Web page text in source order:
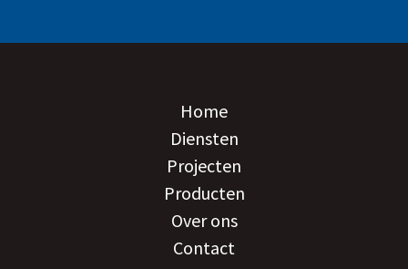
Home
Diensten
Projecten
Producten
Over ons
Contact